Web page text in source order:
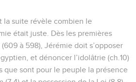
la suite révèle combien le
était juste. Dès les premières
à 598), Jérémie doit s’opposer
et dénoncer l’idolâtrie (ch.10)
que sont pour le peuple la présence